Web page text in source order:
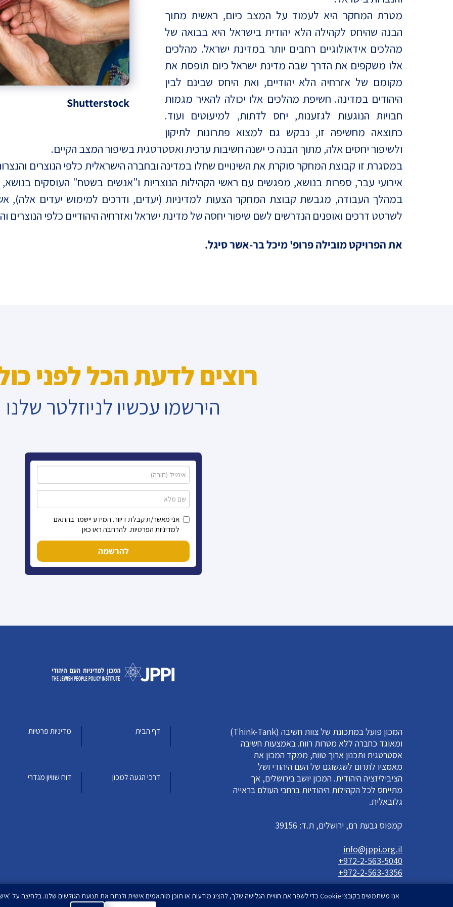
אנטישמיות
דמוקרטיה
דת ומדינה
המזרח התיכון
חרבות ברזל
יחסי ישראל-סין
Shutterstock
מטרת המחקר היא לעמוד על המצב כיום, ראשית מתוך
הבנה שהיחס לקהילה הלא יהודית בישראל היא בבואה של
מהלכים אידאולוגיים רחבים יותר במדינת ישראל. מהלכים
אלו משקפים את הדרך שבה מדינת ישראל כיום תופסת את
מקומם של אזרחיה הלא יהודיים, ואת היחס שבינם לבין
היהודים במדינה. חשיפת מהלכים אלו יכולה להאיר מגמות
חבויות הנוגעות לגזענות, יחס לדתות, למיעוטים ועוד.
כתוצאה מחשיפה זו, נבקש גם למצוא פתרונות לתיקון
ולשיפור יחסים אלה, מתוך הבנה כי ישנה חשיבות ערכית ואסטרטגית בשיפור המצב הקיים.
במסגרת זו קבוצת המחקר סוקרת את השינויים שחלו במדינה ובחברה הישראלית כלפי הנוצרים
אירועי עבר, ספרות בנושא, מפגשים עם ראשי הקהילות הנוצריות ו"אנשים בשטח" העוסקים
במהלך העבודה, מגבשת קבוצת המחקר הצעות למדיניות (יעדים, ודרכים למימוש יעדים אלה),
לשרטט דרכים ואופנים הנדרשים לשם שיפור יחסה של מדינת ישראל ואזרחיה היהודיים כלפי הנוצרים
את הפרויקט מובילה פרופ' מיכל בר-אשר סיגל.
רוצים לדעת הכל לפני
הירשמו עכשיו לניוזלטר שלנו
אני מאשר/ת קבלת דיוור. המידע יישמר בהתאם
למדיניות הפרטיות. להרחבה ראו כאן
להרשמה
המכון פועל במתכונת של צוות חשיבה (Think-Tank)
ומאוגד כחברה ללא מטרות רווח. באמצעות חשיבה
אסטרטגית ותכנון ארוך טווח, ממקד המכון את
מאמציו לתרום לשגשוגם של העם היהודי ושל
הציביליזציה היהודית. המכון יושב בירושלים, אך
מתייחס לכל הקהילות היהודיות ברחבי העולם בראייה
גלובאלית.
קמפוס גבעת רם, ירושלים, ת.ד: 39156
info@jppi.org.il
+972-2-563-5040
+972-2-563-3356
דף הבית מדיניות פרטיות
דרכי הגעה למכון דוח שוויון מגדרי
אנו משתמשים בקובצי Cookie כדי לשפר את חוויית הגלישה שלך, להציג מודעות או תוכן מותאמים אישית ולנתח את תנועת הגולשים שלנו. בלחיצה על 'אישור הכל', הנך מסכים לשימוש שלנו בקובצי Cookie.